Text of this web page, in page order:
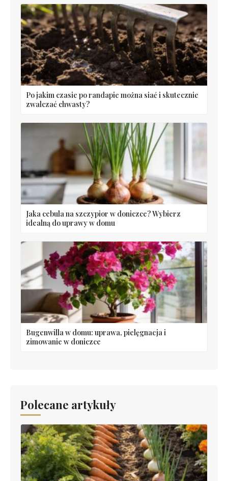
Po jakim czasie po randapie można siać i skutecznie
zwalczać chwasty?
Jaka cebula na szczypior w doniczce? Wybierz
idealną do uprawy w domu
Bugenwilla w domu: uprawa, pielęgnacja i
zimowanie w doniczce
Polecane artykuły